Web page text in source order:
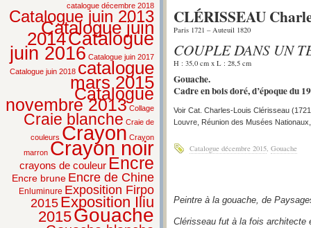
catalogue décembre 2018
Catalogue juin 2013
Catalogue juin
2014Catalogue
juin 2016 Catalogue juin 2017
Catalogue juin 2018 catalogue
mars 2015
Catalogue
novembre 2013 Collage
Craie blanche Craie de
couleurs Crayon Crayon
marron Crayon noir
crayons de couleur Encre
Encre brune Encre de Chine
Enluminure Exposition Firpo
2015 Exposition Iliu
2015Gouache
CLÉRISSEAU
Paris 1721 – Auteuil 1820
COUPLE DANS UN
H : 35,0 cm x L : 28,5 cm
Gouache.
Cadre en bois doré, d’époque du 19
Voir Cat. Charles-Louis Clérisseau
Louvre, Réunion des Musées
Catalogue décembre 2015 Gouache
Peintre à la gouache, de
Clérisseau fut à la fois architecte